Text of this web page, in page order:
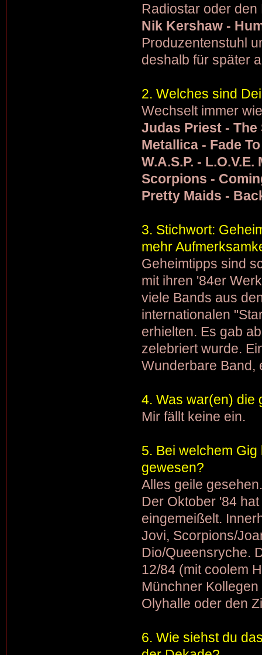
Radiostar oder
Nik Kershaw -
Produzentenstuhl
deshalb für später
2. Welches sind
Wechselt immer
Judas Priest - The
Metallica - Fade
W.A.S.P. - L.O.V.E.
Scorpions -
Pretty Maids -
3. Stichwort:
mehr
Geheimtipps sind
mit ihren '84er
viele Bands aus
internationalen
erhielten. Es gab
zelebriert wurde.
Wunderbare Band,
4. Was war(en) die
Mir fällt keine ein.
5. Bei welchem
gewesen?
Alles geile
Der Oktober '84
eingemeißelt.
Jovi, Scorpions/
Dio/Queensryche.
12/84 (mit coolem
Münchner
Olyhalle oder den
6. Wie siehst du